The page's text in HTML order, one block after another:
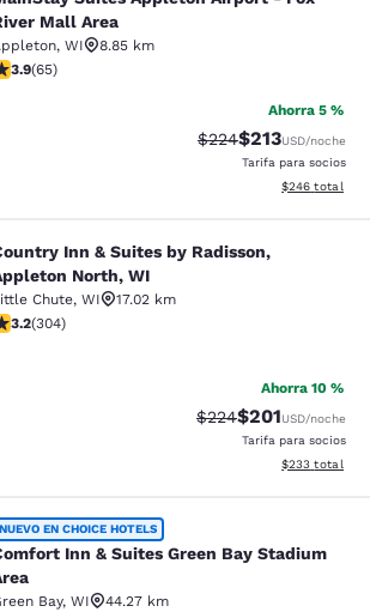
Mall Area
, WI
8.85 km
de 3.88 estrellas. Bueno. 65 reseñas
3.9(65)
Ahorra 5 %
Tarifa tachada:
$224Tarifa reducida:
$213USD/noche
Tarifa para socios
Ver detalles
$246 total
& Suites by Radisson,
Inn & Suites by Radisson,
North, WI
Chute, WI
17.02 km
de 3.24 estrellas. Bueno. 304 reseñas
3.2(304)
Ahorra 10 %
Tarifa tachada:
$224Tarifa reducida:
$201USD/noche
Tarifa para socios
Ver detalles
$233 total
& Suites Green Bay
NUEVO EN CHOICE HOTELS
Inn & Suites Green Bay Stadium
Bay, WI
44.27 km